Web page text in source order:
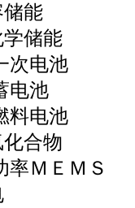
能
储能
电池
池
电池
合物
ＭＥＭＳ